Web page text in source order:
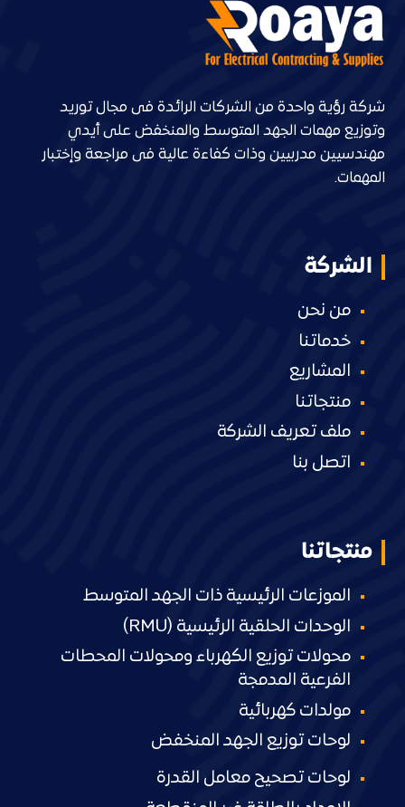
شركة رؤية واحدة من الشركات الرائدة فى مجال توريد
وتوزيع مهمات الجهد المتوسط والمنخفض على أيدي
مهندسيين مدربيين وذات كفاءة عالية فى مراجعة وإختبار
المهمات.
الشركة
من نحن
خدماتنا
المشاريع
منتجاتنا
ملف تعريف الشركة
اتصل بنا
منتجاتنا
الموزعات الرئيسية ذات الجهد المتوسط
الوحدات الحلقية الرئيسية (RMU)
محولات توزيع الكهرباء ومحولات المحطات
الفرعية المدمجة
مولدات كهربائية
لوحات توزيع الجهد المنخفض
لوحات تصحيح معامل القدرة